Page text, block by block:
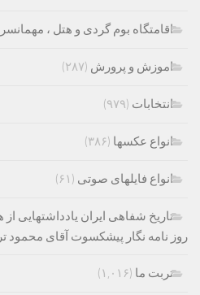
اقامتگاه بوم گردی و هتل ،
اموزش و پرورش (۲۸۷)
انتخابات (۹۷۹)
انواع عکسها (۳۸۶)
انواع فایلهای صوتی (۶۱)
تاریخ شفاهی ایران یادداشتهایی
روز نامه نگار پیشکسوت آقای محمود
تربت ما (۱,۰۱۶)